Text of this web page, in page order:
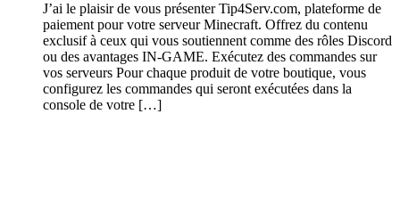
J’ai le plaisir de vous présenter Tip4Serv.com, plateforme de
paiement pour votre serveur Minecraft. Offrez du contenu
exclusif à ceux qui vous soutiennent comme des rôles Discord
ou des avantages IN-GAME. Exécutez des commandes sur
vos serveurs Pour chaque produit de votre boutique, vous
configurez les commandes qui seront exécutées dans la
console de votre […]